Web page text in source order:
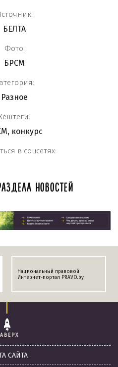
БЕЛТА
Фото:
БРСМ
Разное
, конкурс
в соцсетях:
НОВОСТЕЙ
Национальный правовой
Интернет-портал PRAVO.by
САЙТА